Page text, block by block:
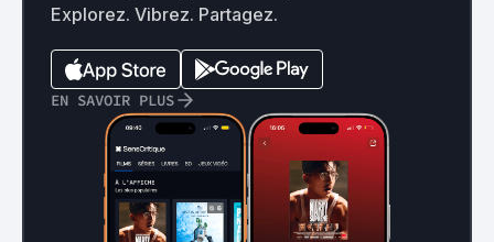
Explorez. Vibrez. Partagez.
EN SAVOIR PLUS